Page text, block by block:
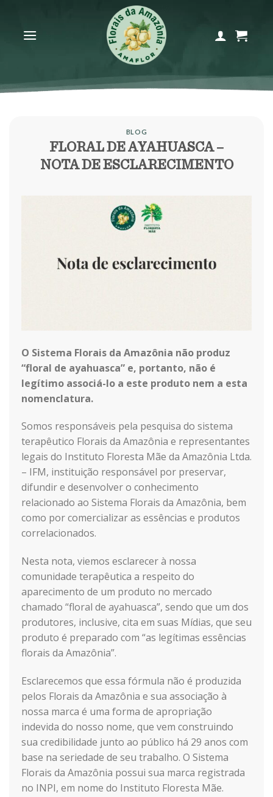
content
BLOG
FLORAL DE AYAHUASCA –
NOTA DE ESCLARECIMENTO
O Sistema Florais da Amazônia não produz
“floral de ayahuasca” e, portanto, não é
legítimo associá-lo a este produto nem a esta
nomenclatura.
Somos responsáveis pela pesquisa do sistema
terapêutico Florais da Amazônia e representantes
legais do Instituto Floresta Mãe da Amazônia Ltda.
– IFM, instituição responsável por preservar,
difundir e desenvolver o conhecimento
relacionado ao Sistema Florais da Amazônia, bem
como por comercializar as essências e produtos
correlacionados.
Nesta nota, viemos esclarecer à nossa
comunidade terapêutica a respeito do
aparecimento de um produto no mercado
chamado “floral de ayahuasca”, sendo que um dos
produtores, inclusive, cita em suas Mídias, que seu
produto é preparado com “as legítimas essências
florais da Amazônia”.
Esclarecemos que essa fórmula não é produzida
pelos Florais da Amazônia e sua associação à
nossa marca é uma forma de apropriação
indevida do nosso nome, que vem construindo
sua credibilidade junto ao público há 29 anos com
base na seriedade de seu trabalho. O Sistema
Florais da Amazônia possui sua marca registrada
no INPI, em nome do Instituto Floresta Mãe.